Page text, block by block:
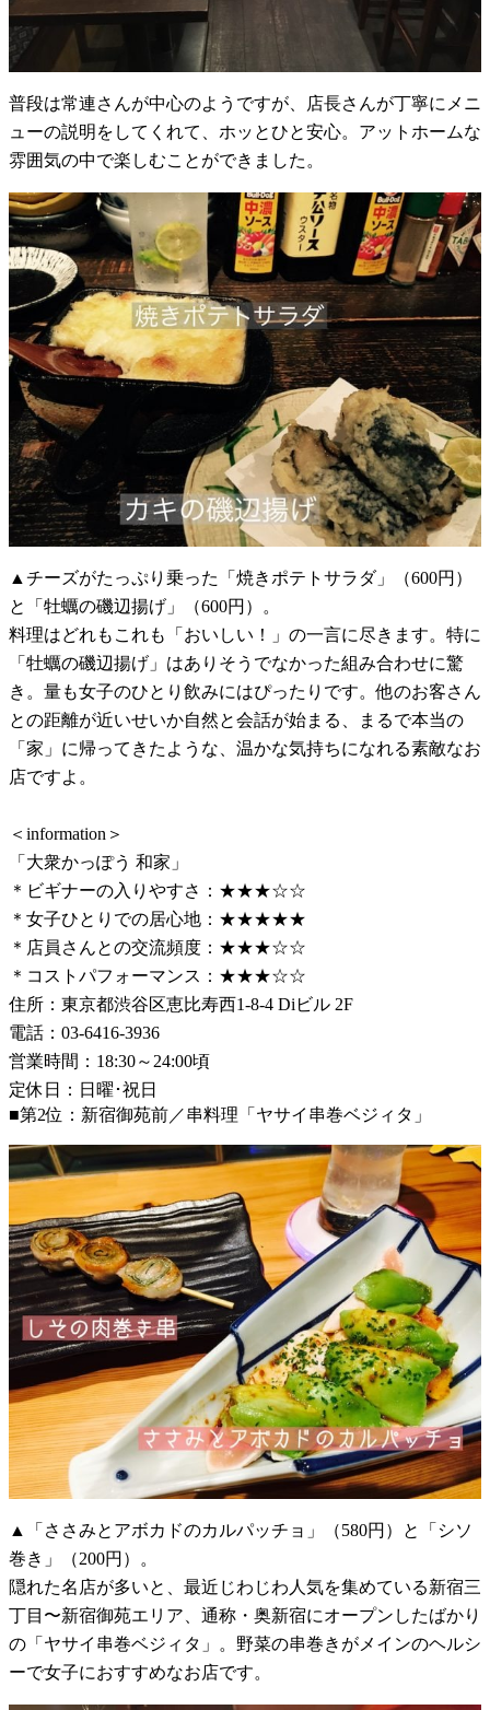
普段は常連さんが中心のようですが、店長さんが丁寧にメニ
ューの説明をしてくれて、ホッとひと安心。アットホームな
雰囲気の中で楽しむことができました。
▲チーズがたっぷり乗った「焼きポテトサラダ」（600円）
と「牡蠣の磯辺揚げ」（600円）。
料理はどれもこれも「おいしい！」の一言に尽きます。特に
「牡蠣の磯辺揚げ」はありそうでなかった組み合わせに驚
き。量も女子のひとり飲みにはぴったりです。他のお客さん
との距離が近いせいか自然と会話が始まる、まるで本当の
「家」に帰ってきたような、温かな気持ちになれる素敵なお
店ですよ。
＜information＞
「大衆かっぽう 和家」
＊ビギナーの入りやすさ：★★★☆☆
＊女子ひとりでの居心地：★★★★★
＊店員さんとの交流頻度：★★★☆☆
＊コストパフォーマンス：★★★☆☆
住所：東京都渋谷区恵比寿西1-8-4 Diビル 2F
電話：03-6416-3936
営業時間：18:30～24:00頃
定休日：日曜･祝日
■第2位：新宿御苑前／串料理「ヤサイ串巻ベジィタ」
▲「ささみとアボカドのカルパッチョ」（580円）と「シソ
巻き」（200円）。
隠れた名店が多いと、最近じわじわ人気を集めている新宿三
丁目〜新宿御苑エリア、通称・奥新宿にオープンしたばかり
の「ヤサイ串巻ベジィタ」。野菜の串巻きがメインのヘルシ
ーで女子におすすめなお店です。